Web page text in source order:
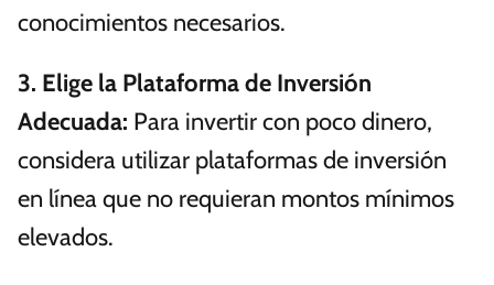
conocimientos necesarios.
3. Elige la Plataforma de Inversión
Adecuada: Para invertir con poco dinero,
considera utilizar plataformas de inversión
en línea que no requieran montos mínimos
elevados.